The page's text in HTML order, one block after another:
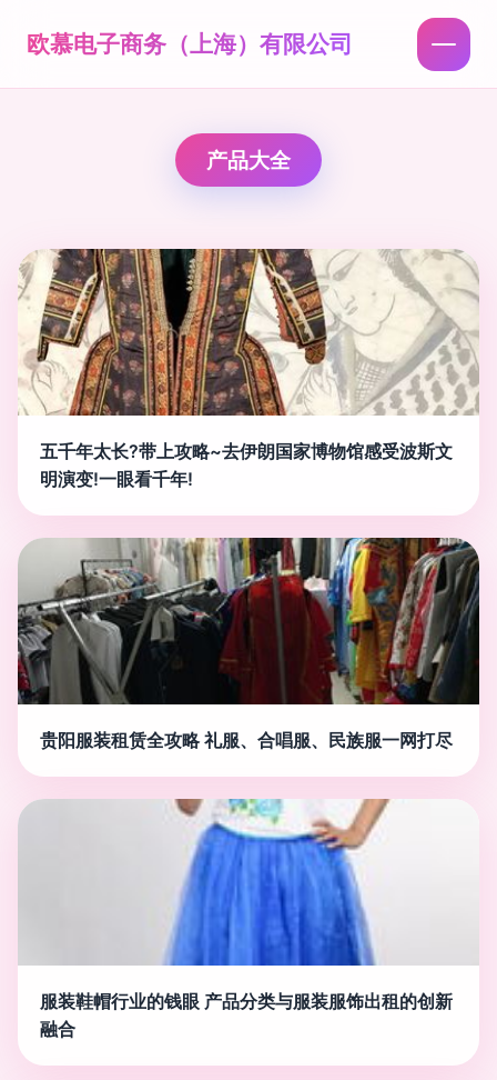
欧慕电子商务（上海）有限公司
产品大全
五千年太长?带上攻略~去伊朗国家博物馆感受波斯文
明演变!一眼看千年!
贵阳服装租赁全攻略 礼服、合唱服、民族服一网打尽
服装鞋帽行业的钱眼 产品分类与服装服饰出租的创新
融合